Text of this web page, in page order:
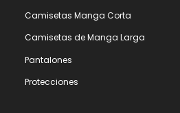
Camisetas Manga Corta
Camisetas de Manga Larga
Pantalones
Protecciones